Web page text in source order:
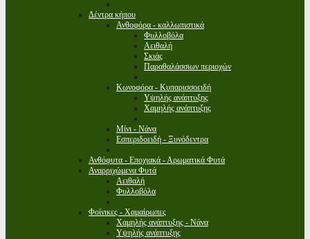
Δέντρα κήπου
Ανθοφόρα - καλλωπιστικά
Φυλλοβόλα
Αειθαλή
Σκιάς
Παραθαλάσσιων περιοχών
Κωνοφόρα - Κυπαρισσοειδή
Υψηλής ανάπτυξης
Χαμηλής ανάπτυξης
Μίνι - Νάνα
Εσπεριδοειδή - Ξυνόδεντρα
Ανθόφυτα - Εποχιακά - Αρωματικά Φυτά
Αναρριχώμενα Φυτά
Αειθαλή
Φυλλοβόλα
Φοίνικες - Χαμαίρωπες
Χαμηλής ανάπτυξης - Νάνα
Υψηλής ανάπτυξης